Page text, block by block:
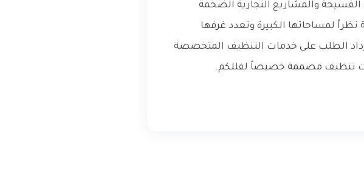
الفسيحة والمشاريع التجارية الضخمة
نظراً لمساحاتها الكبيرة وتعدد غرفها
الطلب على خدمات التنظيف المتخصصة
تنظيف مصممة خصيصاً لفللكم.